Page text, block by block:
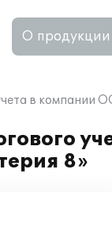
О продукции
в
8»